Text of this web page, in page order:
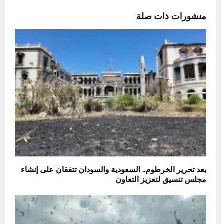
منشورات ذات صلة
بعد تحرير الخرطوم.. السعودية والسودان تتفقان على إنشاء
مجلس تنسيق لتعزيز التعاون